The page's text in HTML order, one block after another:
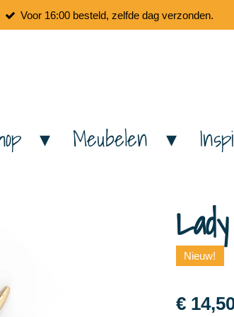
Voor 16:00 besteld, zelfde dag verzonden.
Meubelen
Nieuw!
€